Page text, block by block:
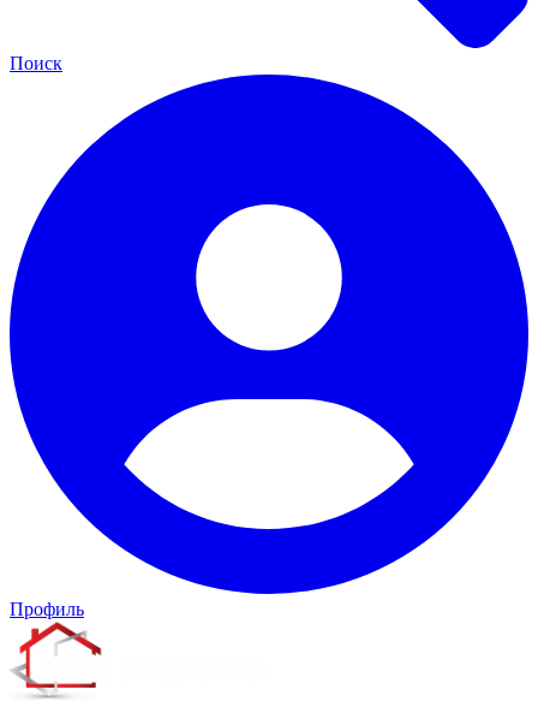
Поиск
Профиль